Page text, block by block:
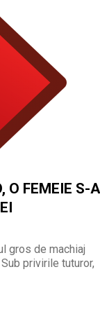
O FEMEIE S-A
gros de machiaj
privirile tuturor,